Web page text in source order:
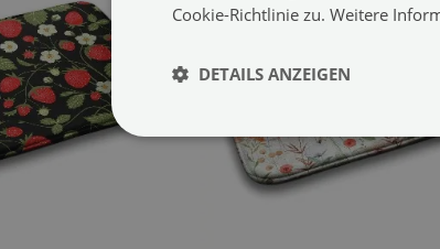
Cookie-Richtlinie zu. Weitere
DETAILS ANZEIGEN